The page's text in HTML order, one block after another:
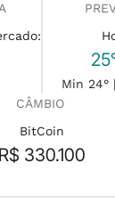
Min 24°
CÂMBIO
BitCoin
R$ 330.100